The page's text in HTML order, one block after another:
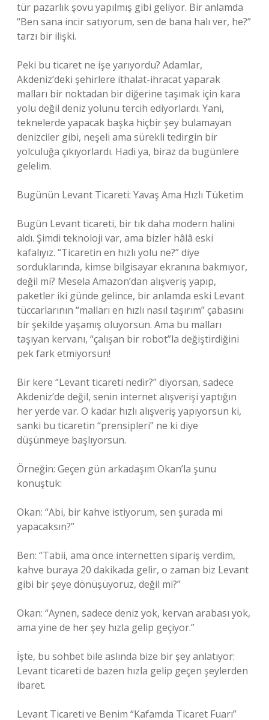
tür pazarlık şovu yapılmış gibi geliyor. Bir anlamda
“Ben sana incir satıyorum, sen de bana halı ver, he?”
tarzı bir ilişki.
Peki bu ticaret ne işe yarıyordu? Adamlar,
Akdeniz’deki şehirlere ithalat-ihracat yaparak
malları bir noktadan bir diğerine taşımak için kara
yolu değil deniz yolunu tercih ediyorlardı. Yani,
teknelerde yapacak başka hiçbir şey bulamayan
denizciler gibi, neşeli ama sürekli tedirgin bir
yolculuğa çıkıyorlardı. Hadi ya, biraz da bugünlere
gelelim.
Bugünün Levant Ticareti: Yavaş Ama Hızlı Tüketim
Bugün Levant ticareti, bir tık daha modern halini
aldı. Şimdi teknoloji var, ama bizler hâlâ eski
kafalıyız. “Ticaretin en hızlı yolu ne?” diye
sorduklarında, kimse bilgisayar ekranına bakmıyor,
değil mi? Mesela Amazon’dan alışveriş yapıp,
paketler iki günde gelince, bir anlamda eski Levant
tüccarlarının “malları en hızlı nasıl taşırım” çabasını
bir şekilde yaşamış oluyorsun. Ama bu malları
taşıyan kervanı, “çalışan bir robot”la değiştirdiğini
pek fark etmiyorsun!
Bir kere “Levant ticareti nedir?” diyorsan, sadece
Akdeniz’de değil, senin internet alışverişi yaptığın
her yerde var. O kadar hızlı alışveriş yapıyorsun ki,
sanki bu ticaretin “prensipleri” ne ki diye
düşünmeye başlıyorsun.
Örneğin: Geçen gün arkadaşım Okan’la şunu
konuştuk:
Okan: “Abi, bir kahve istiyorum, sen şurada mi
yapacaksın?”
Ben: “Tabii, ama önce internetten sipariş verdim,
kahve buraya 20 dakikada gelir, o zaman biz Levant
gibi bir şeye dönüşüyoruz, değil mi?”
Okan: “Aynen, sadece deniz yok, kervan arabası yok,
ama yine de her şey hızla gelip geçiyor.”
İşte, bu sohbet bile aslında bize bir şey anlatıyor:
Levant ticareti de bazen hızla gelip geçen şeylerden
ibaret.
Levant Ticareti ve Benim “Kafamda Ticaret Fuarı”